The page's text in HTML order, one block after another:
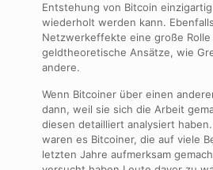
Entstehung von Bitcoin
wiederholt werden kann.
Netzwerkeffekte eine große Rolle
geldtheoretische Ansätze, wie
andere.
Wenn Bitcoiner über einen
dann, weil sie sich die Arbeit
diesen detailliert analysiert
waren es Bitcoiner, die auf viele
letzten Jahre aufmerksam